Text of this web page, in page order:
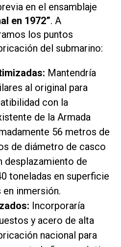
en el ensamblaje
en 1972”. A
los puntos
del submarino:
Mantendría
al original para
con la
de la Armada
56 metros de
de diámetro de casco
desplazamiento de
toneladas en superficie
en inmersión.
Incorporaría
y acero de alta
nacional para